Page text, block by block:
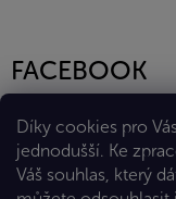
Díky cookies pro
jednodušší. Ke
Váš souhlas, který
FACEBOOK